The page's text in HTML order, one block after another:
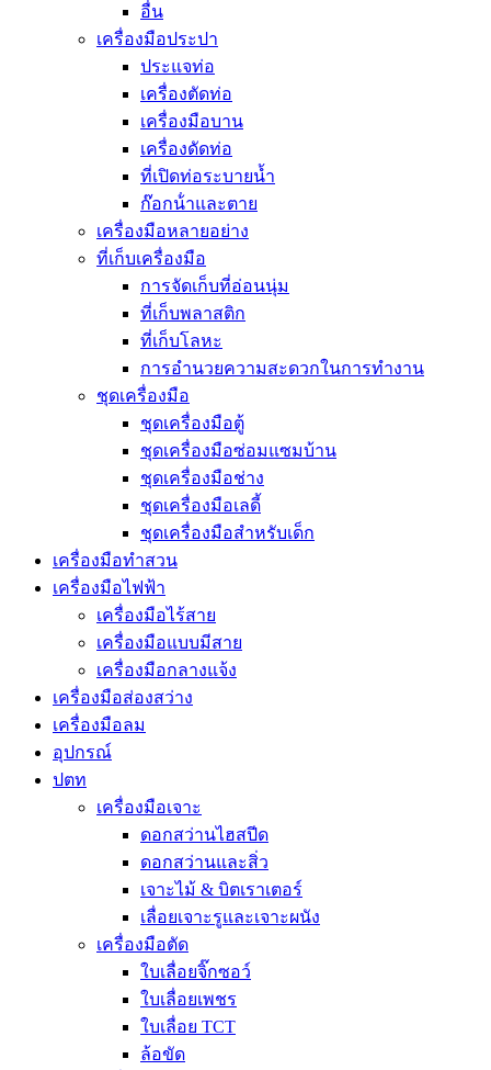
อื่น
เครื่องมือประปา
ประแจท่อ
เครื่องตัดท่อ
เครื่องมือบาน
เครื่องดัดท่อ
ที่เปิดท่อระบายน้ำ
ก๊อกน้ําและตาย
เครื่องมือหลายอย่าง
ที่เก็บเครื่องมือ
การจัดเก็บที่อ่อนนุ่ม
ที่เก็บพลาสติก
ที่เก็บโลหะ
การอํานวยความสะดวกในการทํางาน
ชุดเครื่องมือ
ชุดเครื่องมือตู้
ชุดเครื่องมือซ่อมแซมบ้าน
ชุดเครื่องมือช่าง
ชุดเครื่องมือเลดี้
ชุดเครื่องมือสำหรับเด็ก
เครื่องมือทําสวน
เครื่องมือไฟฟ้า
เครื่องมือไร้สาย
เครื่องมือแบบมีสาย
เครื่องมือกลางแจ้ง
เครื่องมือส่องสว่าง
เครื่องมือลม
อุปกรณ์
ปตท
เครื่องมือเจาะ
ดอกสว่านไฮสปีด
ดอกสว่านและสิ่ว
เจาะไม้ & บิตเราเตอร์
เลื่อยเจาะรูและเจาะผนัง
เครื่องมือตัด
ใบเลื่อยจิ๊กซอว์
ใบเลื่อยเพชร
ใบเลื่อย TCT
ล้อขัด